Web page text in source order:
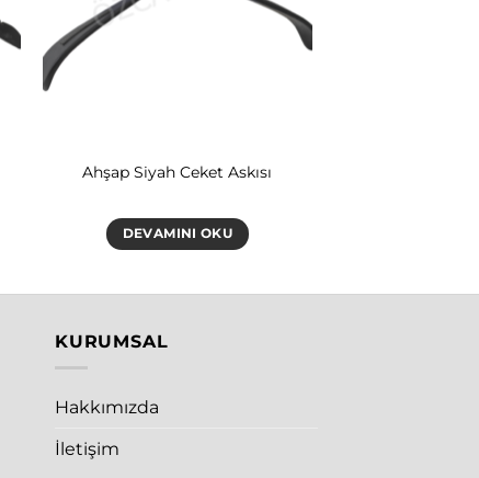
Ahşap Siyah Ceket Askısı
DEVAMINI OKU
KURUMSAL
Hakkımızda
İletişim